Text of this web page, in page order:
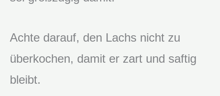
Achte darauf, den Lachs nicht zu
überkochen, damit er zart und saftig
bleibt.